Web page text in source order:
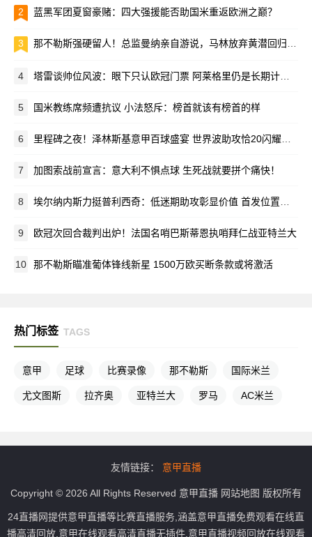
2 蓝黑军团夏窗豪赌：四大强援能否助国米重返欧洲之巅？
3 那不勒斯强硬留人！总监曼纳亲自游说，马林放弃黄潜回归母队
4 塔雷谈帅位风波：眼下只认欧冠门票 阿莱格里仍是长期计划核心
5 国米教练席频遭抗议 小法怒斥：榜首就该有榜首的样
6 里程碑之夜！泽林斯基意甲百球盛宴 世界波助攻恰20闪耀梅阿查
7 加图索战前宣言：意大利不惧点球 生死战就要拼个痛快！
8 埃尔纳内斯力挺普利西奇：低迷期助攻彰显价值 首发位置该留给他
9 欧冠次回合裁判出炉！法国名哨巴斯蒂恩执哨拜仁战亚特兰大
10 那不勒斯瞄准葡体锋线新星 1500万欧买断条款或将激活
热门标签 TAGS
意甲 足球 比赛录像 那不勒斯 国际米兰
尤文图斯 拉齐奥 亚特兰大 罗马 AC米兰
友情链接： 意甲直播
Copyright © 2026 All Rights Reserved 意甲直播 网站地图 版权所有
24直播网提供意甲直播等比赛直播服务,涵盖意甲直播免费观看在线直
播高清回放,意甲在线观看高清直播无插件,意甲直播视频回放在线观看